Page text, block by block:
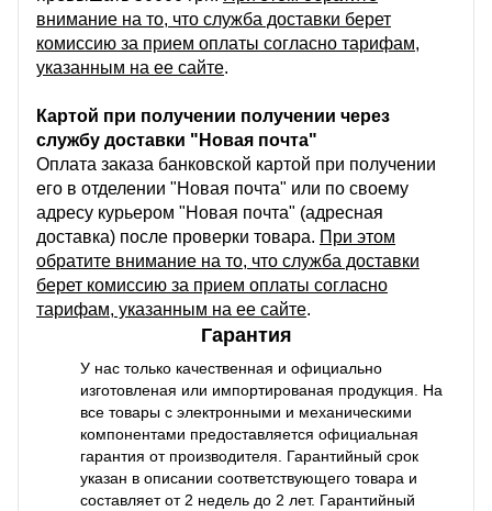
внимание на то, что служба доставки берет
комиссию за прием оплаты согласно тарифам,
указанным на ее сайте.
Картой при получении получении через
службу доставки "Новая почта"
Оплата заказа банковской картой при получении
его в отделении "Новая почта" или по своему
адресу курьером "Новая почта" (адресная
доставка) после проверки товара. При этом
обратите внимание на то, что служба доставки
берет комиссию за прием оплаты согласно
тарифам, указанным на ее сайте.
Гарантия
У нас только качественная и официально
изготовленая или импортированая продукция. На
все товары с электронными и механическими
компонентами предоставляется официальная
гарантия от производителя. Гарантийный срок
указан в описании соответствующего товара и
составляет от 2 недель до 2 лет. Гарантийный